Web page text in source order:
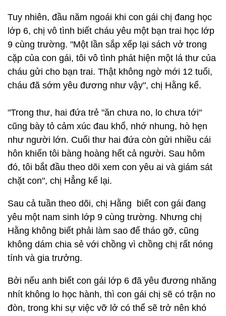
Tuy nhiên, đầu năm ngoái khi con gái chị đang học
lớp 6, chị vô tình biết cháu yêu một bạn trai học lớp
9 cùng trường. "Một lần sắp xếp lại sách vở trong
cặp của con gái, tôi vô tình phát hiện một lá thư của
cháu gửi cho bạn trai. Thật không ngờ mới 12 tuổi,
cháu đã sớm yêu đương như vậy", chị Hằng kể.
"Trong thư, hai đứa trẻ "ăn chưa no, lo chưa tới"
cũng bày tỏ cảm xúc đau khổ, nhớ nhung, hò hẹn
như người lớn. Cuối thư hai đứa còn gửi nhiều cái
hôn khiến tôi bàng hoàng hết cả người. Sau hôm
đó, tôi bắt đầu theo dõi xem con yêu ai và giám sát
chặt con", chị Hẳng kể lại.
Sau cả tuần theo dõi, chị Hằng biết con gái đang
yêu một nam sinh lớp 9 cùng trường. Nhưng chị
Hằng không biết phải làm sao để tháo gỡ, cũng
không dám chia sẻ với chồng vì chồng chị rất nóng
tính và gia trưởng.
Bởi nếu anh biết con gái lớp 6 đã yêu đương nhăng
nhít không lo học hành, thì con gái chị sẽ có trận no
đòn, trong khi sự việc vỡ lở có thể sẽ trở nên khó